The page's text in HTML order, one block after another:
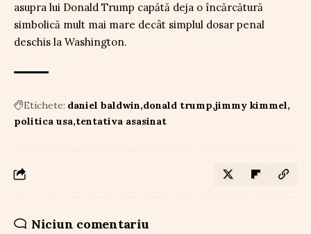
asupra lui Donald Trump capătă deja o încărcătură
simbolică mult mai mare decât simplul dosar penal
deschis la Washington.
Etichete: daniel baldwin donald trump jimmy kimmel
politica usa tentativa asasinat
Niciun comentariu